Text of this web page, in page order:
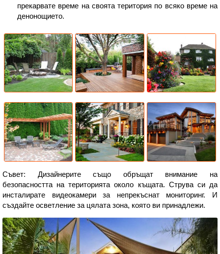
прекарвате време на своята територия по всяко време на
денонощието.
Съвет: Дизайнерите също обръщат внимание на
безопасността на територията около къщата. Струва си да
инсталирате видеокамери за непрекъснат мониторинг. И
създайте осветление за цялата зона, която ви принадлежи.